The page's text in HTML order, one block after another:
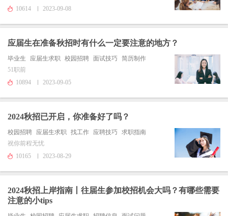
10614
2023-09-08
应届生在准备秋招时有什么一定要注意的地方？
毕业生 应届生求职 校园招聘 面试技巧
简历制作
51职前
10894
2023-09-05
2024秋招已开启，你准备好了吗？
校园招聘 应届生求职 找工作 应聘技巧
求职指南
祝你前程无忧
10165
2023-08-29
2024秋招上岸指南丨往届生参加校招机会大吗？有哪些需要
注意的小tips